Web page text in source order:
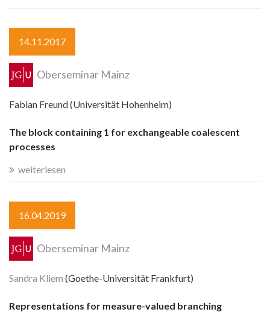
14.11.2017
Oberseminar Mainz
Fabian Freund (Universität Hohenheim)
The block containing 1 for exchangeable coalescent
processes
weiterlesen
16.04.2019
Oberseminar Mainz
Sandra Kliem (Goethe-Universität Frankfurt)
Representations for measure-valued branching